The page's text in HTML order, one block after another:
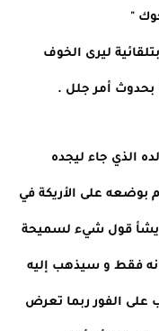
"
ليرى الخوف
أمر جلل .
الذي جاء ليجده
بوضعه على الأريكة في
يشأ قول شيء لسميحة
فقط و سيذهب إليه
الفور ربما تعرض